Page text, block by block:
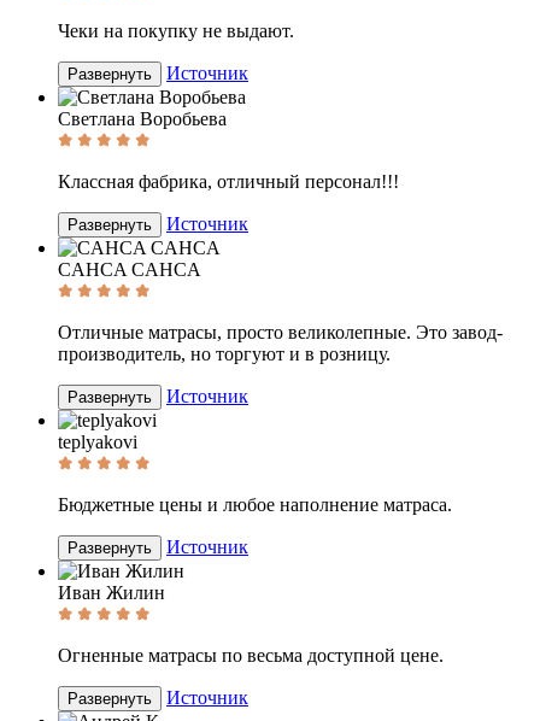
Чеки на покупку не выдают.
Развернуть Источник
Светлана Воробьева
Классная фабрика, отличный персонал!!!
Развернуть Источник
CAHCA CAHCA
Отличные матрасы, просто великолепные. Это завод-
производитель, но торгуют и в розницу.
Развернуть Источник
teplyakovi
Бюджетные цены и любое наполнение матраса.
Развернуть Источник
Иван Жилин
Огненные матрасы по весьма доступной цене.
Развернуть Источник